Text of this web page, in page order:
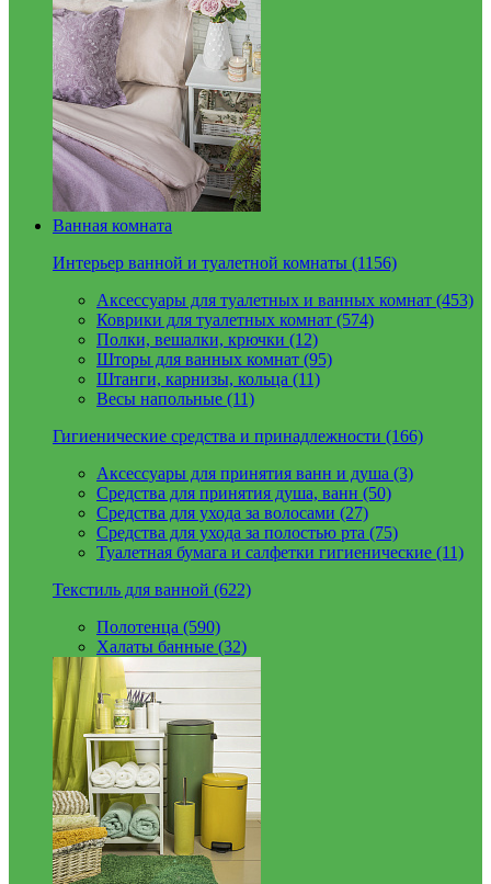
Ванная комната
Интерьер ванной и туалетной комнаты (1156)
Аксессуары для туалетных и ванных комнат (453)
Коврики для туалетных комнат (574)
Полки, вешалки, крючки (12)
Шторы для ванных комнат (95)
Штанги, карнизы, кольца (11)
Весы напольные (11)
Гигиенические средства и принадлежности (166)
Аксессуары для принятия ванн и душа (3)
Средства для принятия душа, ванн (50)
Средства для ухода за волосами (27)
Средства для ухода за полостью рта (75)
Туалетная бумага и салфетки гигиенические (11)
Текстиль для ванной (622)
Полотенца (590)
Халаты банные (32)